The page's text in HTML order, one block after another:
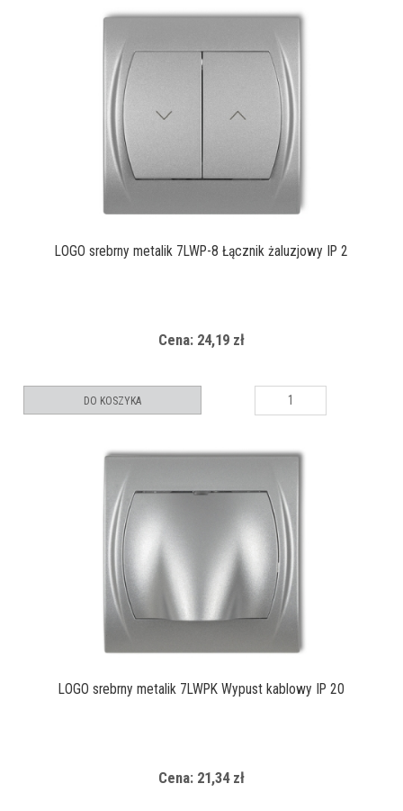
LOGO srebrny metalik 7LWP-8 Łącznik żaluzjowy IP 2
Cena: 24,19 zł
DO KOSZYKA
LOGO srebrny metalik 7LWPK Wypust kablowy IP 20
Cena: 21,34 zł